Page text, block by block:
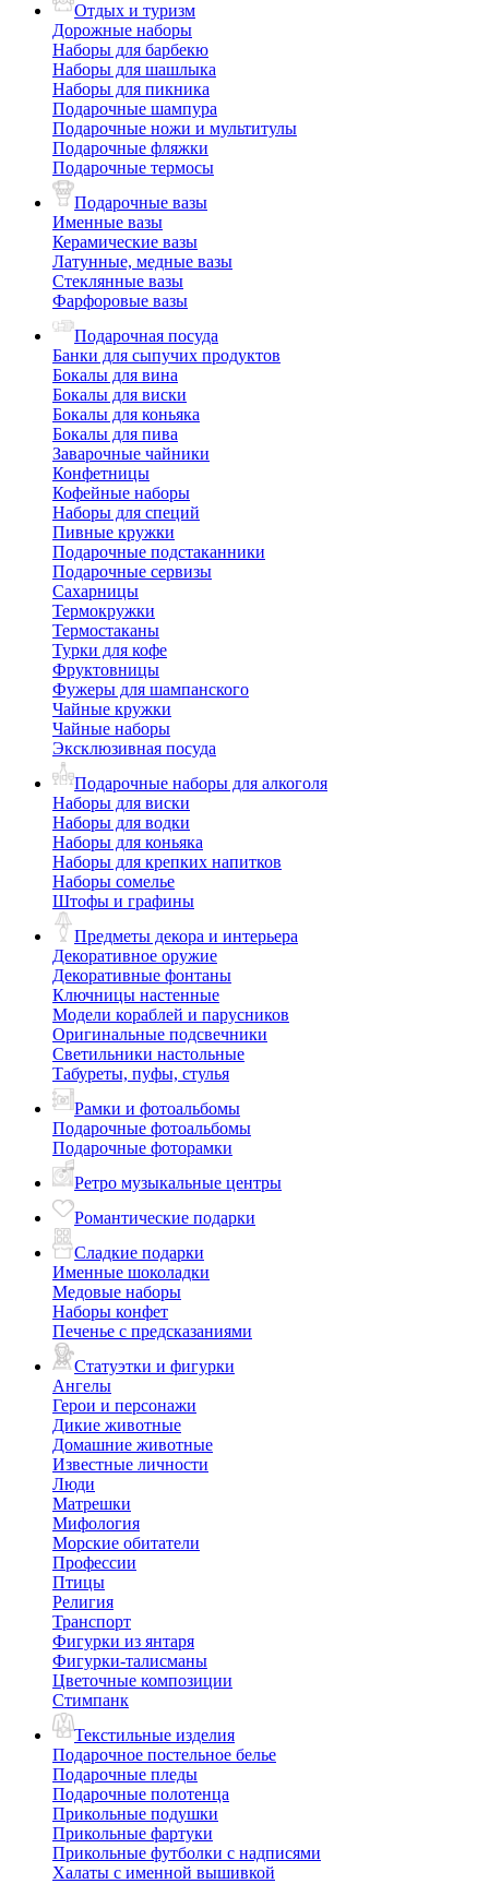
Отдых и туризм
Дорожные наборы
Наборы для барбекю
Наборы для шашлыка
Наборы для пикника
Подарочные шампура
Подарочные ножи и мультитулы
Подарочные фляжки
Подарочные термосы
Подарочные вазы
Именные вазы
Керамические вазы
Латунные, медные вазы
Стеклянные вазы
Фарфоровые вазы
Подарочная посуда
Банки для сыпучих продуктов
Бокалы для вина
Бокалы для виски
Бокалы для коньяка
Бокалы для пива
Заварочные чайники
Конфетницы
Кофейные наборы
Наборы для специй
Пивные кружки
Подарочные подстаканники
Подарочные сервизы
Сахарницы
Термокружки
Термостаканы
Турки для кофе
Фруктовницы
Фужеры для шампанского
Чайные кружки
Чайные наборы
Эксклюзивная посуда
Подарочные наборы для алкоголя
Наборы для виски
Наборы для водки
Наборы для коньяка
Наборы для крепких напитков
Наборы сомелье
Штофы и графины
Предметы декора и интерьера
Декоративное оружие
Декоративные фонтаны
Ключницы настенные
Модели кораблей и парусников
Оригинальные подсвечники
Светильники настольные
Табуреты, пуфы, стулья
Рамки и фотоальбомы
Подарочные фотоальбомы
Подарочные фоторамки
Ретро музыкальные центры
Романтические подарки
Сладкие подарки
Именные шоколадки
Медовые наборы
Наборы конфет
Печенье с предсказаниями
Статуэтки и фигурки
Ангелы
Герои и персонажи
Дикие животные
Домашние животные
Известные личности
Люди
Матрешки
Мифология
Морские обитатели
Профессии
Птицы
Религия
Транспорт
Фигурки из янтаря
Фигурки-талисманы
Цветочные композиции
Стимпанк
Текстильные изделия
Подарочное постельное белье
Подарочные пледы
Подарочные полотенца
Прикольные подушки
Прикольные фартуки
Прикольные футболки с надписями
Халаты с именной вышивкой